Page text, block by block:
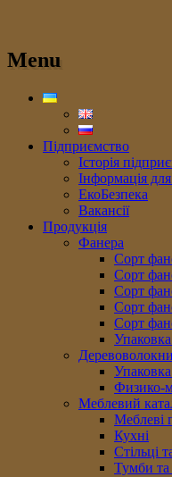
Menu
Підприємство
Історія
Інформація
ЕкоБезпека
Вакансії
Продукція
Фанера
Сорт
Сорт
Сорт
Сорт
Сорт
Физико-
Меблевий
Меблеві
Кухні
Стільці
Тумби